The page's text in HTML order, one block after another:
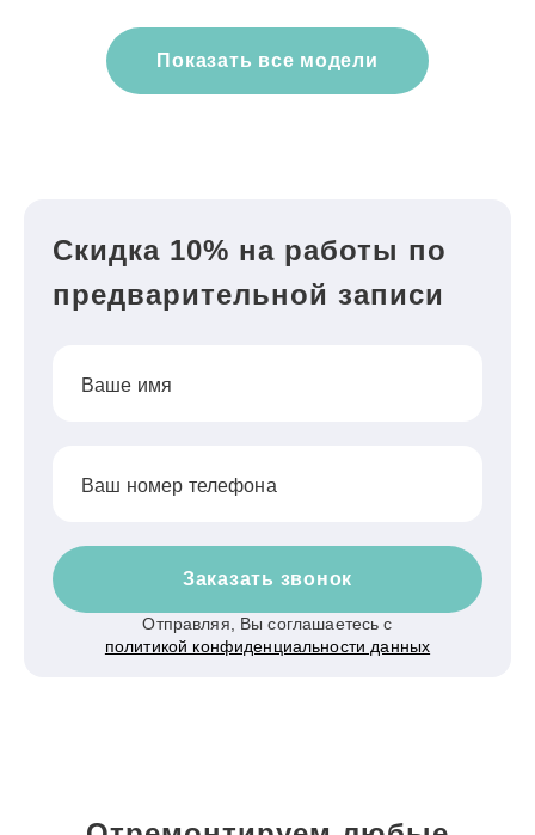
Показать все модели
Скидка 10% на работы по
предварительной записи
Ваше имя
Ваш номер телефона
Заказать звонок
Отправляя, Вы соглашаетесь с
политикой конфиденциальности данных